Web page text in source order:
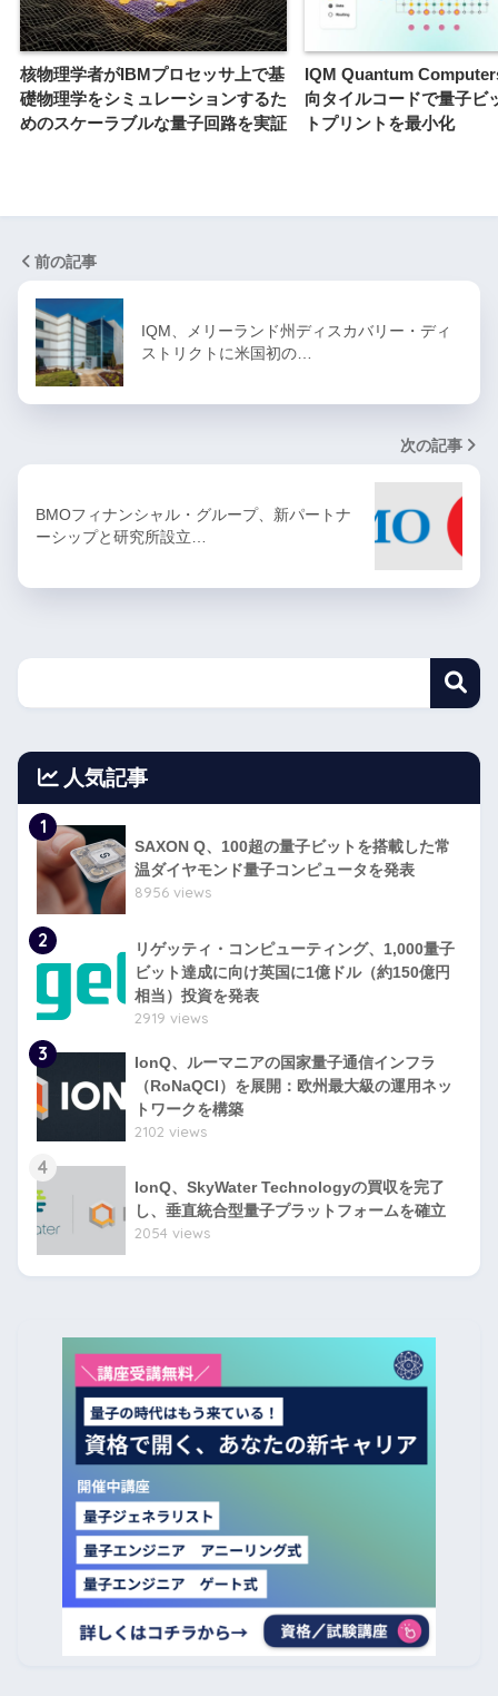
核物理学者がIBMプロセッサ上で基
礎物理学をシミュレーションするた
めのスケーラブルな量子回路を実証
IQM Quantum
向タイルコードで量子ビ
トプリントを最小化
前の記事
IQM、メリーランド州ディスカバリー・ディ
ストリクトに米国初の…
次の記事
BMOフィナンシャル・グループ、新パートナ
ーシップと研究所設立…
人気記事
1
SAXON Q、100超の量子ビットを搭載した常
温ダイヤモンド量子コンピュータを発表
8956 views
2
リゲッティ・コンピューティング、1,000量子
ビット達成に向け英国に1億ドル（約150億円
相当）投資を発表
2919 views
3
IonQ、ルーマニアの国家量子通信インフラ
（RoNaQCI）を展開：欧州最大級の運用ネッ
トワークを構築
2102 views
4
IonQ、SkyWater Technologyの買収を完了
し、垂直統合型量子プラットフォームを確立
2054 views